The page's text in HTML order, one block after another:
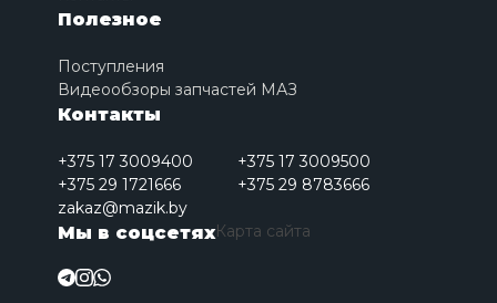
Полезное
Поступления
Видеообзоры запчастей МАЗ
Контакты
+375 17 3009400
+375 17 3009500
+375 29 1721666
+375 29 8783666
zakaz@mazik.by
Мы в соцсетяхКарта сайта